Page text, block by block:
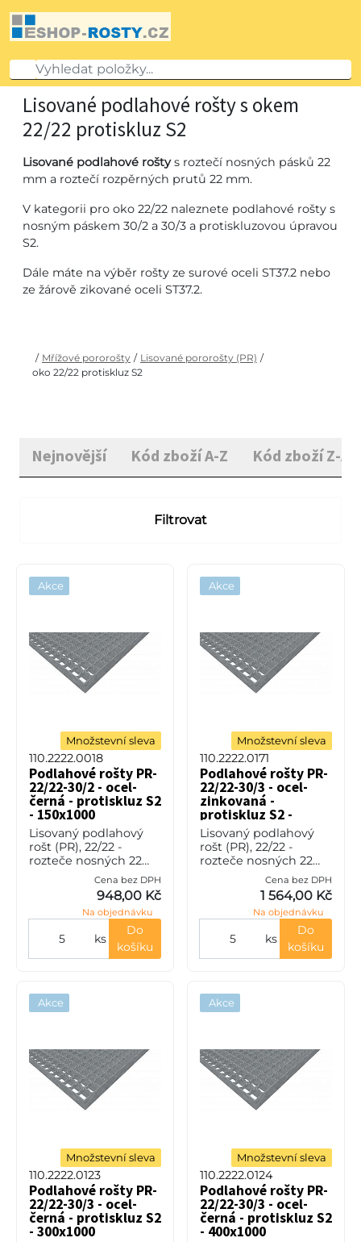
Lisované podlahové rošty s okem
22/22 protiskluz S2
Lisované podlahové roštys roztečí nosných pásků 22
mm a roztečí rozpěrných prutů 22 mm.
V kategorii pro oko 22/22 naleznete podlahové rošty s
nosným páskem 30/2 a 30/3 a protiskluzovou úpravou
S2.
Dále máte na výběr rošty ze surové oceli ST37.2 nebo
ze žárově zikované oceli ST37.2.
/ Mřížové pororošty / Lisované pororošty (PR) /
oko 22/22 protiskluz S2
Nejnovější Kód zboží A-Z Kód zboží Z-A
Filtrovat
Akce
Množstevní sleva
110.2222.0018
Podlahové rošty PR-
22/22-30/2 - ocel-
černá - protiskluz S2
- 150x1000
Lisovaný podlahový
rošt (PR), 22/22 -
rozteče nosných 22
mm / rozpěrných 22
mm, výška 30 mm, síla
2 mm, ocel S235JR
(ST37.2 nebo také ČSN
Cena bez DPH
948,00 Kč
Na objednávku
ks
Do
košíku
Akce
Množstevní sleva
110.2222.0171
Podlahové rošty PR-
22/22-30/3 - ocel-
zinkovaná -
protiskluz S2 -
150x1000
Lisovaný podlahový
rošt (PR), 22/22 -
rozteče nosných 22
mm / rozpěrných 22
mm, výška 30 mm, síla
3 mm, ocel S235JR
(ST37.2 nebo také ČSN
Cena bez DPH
1 564,00 Kč
Na objednávku
ks
Do
košíku
Akce
Množstevní sleva
110.2222.0123
Podlahové rošty PR-
22/22-30/3 - ocel-
černá - protiskluz S2
- 300x1000
Akce
Množstevní sleva
110.2222.0124
Podlahové rošty PR-
22/22-30/3 - ocel-
černá - protiskluz S2
- 400x1000